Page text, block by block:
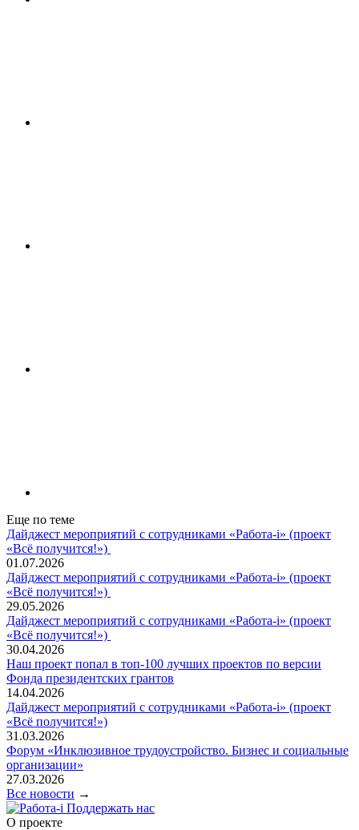
Еще по теме
Дайджест мероприятий с сотрудниками «Работа-i» (проект
«Всё получится!»)
01.07.2026
Дайджест мероприятий с сотрудниками «Работа-i» (проект
«Всё получится!»)
29.05.2026
Дайджест мероприятий с сотрудниками «Работа-i» (проект
«Всё получится!»)
30.04.2026
Наш проект попал в топ‑100 лучших проектов по версии
Фонда президентских грантов
14.04.2026
Дайджест мероприятий с сотрудниками «Работа-i» (проект
«Всё получится!»)
31.03.2026
Форум «Инклюзивное трудоустройство. Бизнес и социальные
организации»
27.03.2026
Все новости →
Поддержать нас
O проекте